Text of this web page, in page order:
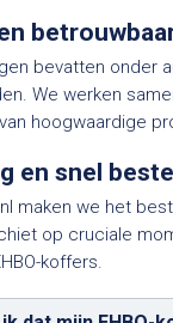
bevatten onder
We werken
hoogwaardige
en snel
maken we het
op cruciale
koffers.